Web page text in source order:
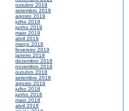
outubro 2019
setembro 2019
agosto 2019
julho 2019
junho 2019
maio 2019
abril 2019
março 2019
fevereiro 2019
janeiro 2019
dezembro 2018
novembro 2018
outubro 2018
setembro 2018
agosto 2018
julho 2018
junho 2018
maio 2018
abril 2018